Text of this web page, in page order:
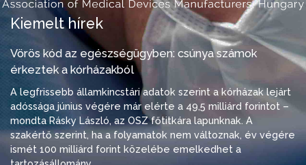
Kiemelt hírek
Vörös kód az egészségügyben: csúnya számok
érkeztek a kórházakból
A legfrissebb államkincstári adatok szerint a kórházak lejárt
adóssága június végére már elérte a 49,5 milliárd forintot –
mondta Rásky László, az OSZ főtitkára lapunknak. A
szakértő szerint, ha a folyamatok nem változnak, év végére
ismét 100 milliárd forint közelébe emelkedhet a